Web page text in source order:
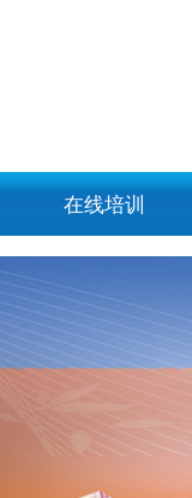
在线培训